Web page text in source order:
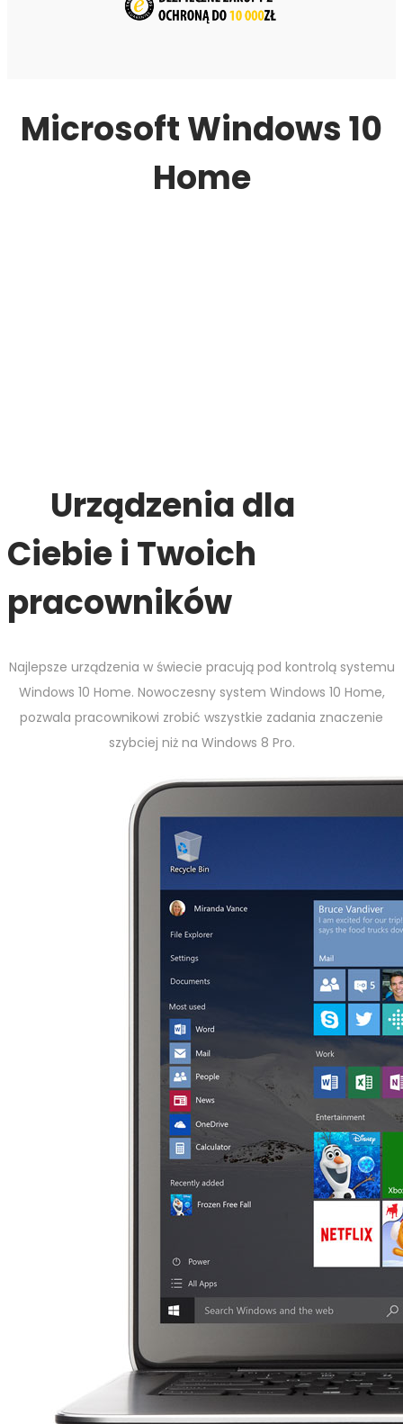
Microsoft Windows 10
Home
Urządzenia dla
Ciebie i Twoich
pracowników
Najlepsze urządzenia w świecie pracują pod kontrolą systemu
Windows 10 Home. Nowoczesny system Windows 10 Home,
pozwala pracownikowi zrobić wszystkie zadania znaczenie
szybciej niż na Windows 8 Pro.